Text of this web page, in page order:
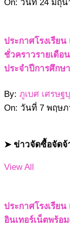
On: วันที่ 24 มิถุน
ประกาศโรงเรียน
ชั่วคราวรายเดื
ประจำปีการศึกษ
By: ภูเบศ เศรษฐ
On: วันที่ 7 พฤษภ
➤ ข่าวจัดซื้อจัดจ้
View All
ประกาศโรงเรีย
อินเทอร์เน็ตพร้อ